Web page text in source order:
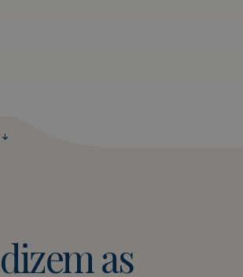
dizemas